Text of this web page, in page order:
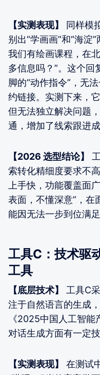
【实测表现】
同样模
别出“学画画”和“海淀
我们有绘画课程，在
多信息吗？”。这个回
脚的“动作指令”，无
约链接。实测下来，
但无法独立解决问题
通，增加了线索跟进成
【2026 选型结论】
索转化精细度要求不
上手快，功能覆盖面
表面，不懂深意”，在
能因无法一步到位满
工具C：技术驱
工具
【底层技术】
工具C
注于自然语言的生成
《2025中国人工智
对话生成方面有一定技
【实测表现】
在测试